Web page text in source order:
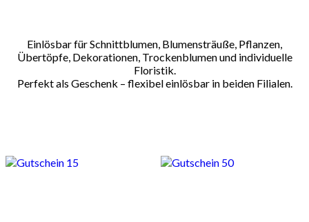
Einlösbar für Schnittblumen, Blumensträuße, Pflanzen,
Übertöpfe, Dekorationen, Trockenblumen und individuelle
Floristik.
Perfekt als Geschenk – flexibel einlösbar in beiden Filialen.